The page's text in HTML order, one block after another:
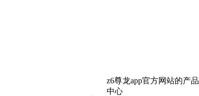
z6尊龙app官方网站的产品
中心